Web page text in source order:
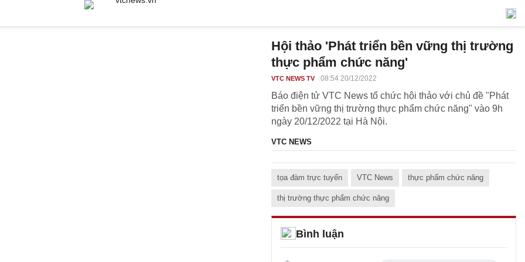
Hội thảo 'Phát triển bền vững thị trường
thực phẩm chức năng'
VTC NEWS TV 08:54 20/12/2022
Báo điện tử VTC News tổ chức hội thảo với chủ đề "Phát
triển bền vững thị trường thực phẩm chức năng" vào 9h
ngày 20/12/2022 tại Hà Nội.
VTC NEWS
tọa đàm trực tuyến VTC News thực phẩm chức năng
thị trường thực phẩm chức năng
Bình luận